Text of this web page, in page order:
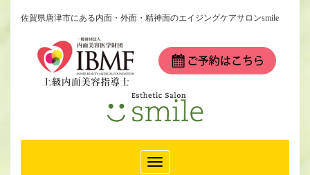
佐賀県唐津市にある内面・外面・精神面のエイジングケアサロンsmile
Toggle